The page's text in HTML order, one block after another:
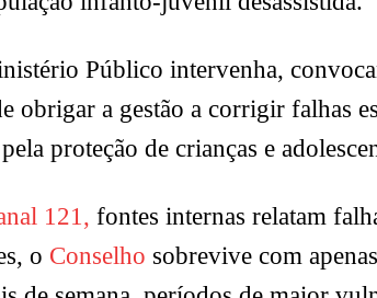
Público intervenha,
a gestão a corrigir falhas
proteção de crianças e
121, fontes internas relatam
o Conselho sobrevive com